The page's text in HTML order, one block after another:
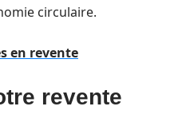
circulaire.
en revente
revente